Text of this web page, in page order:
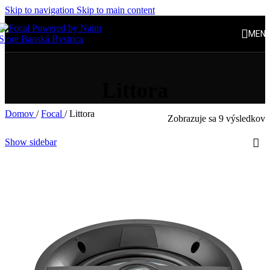
Skip to navigation Skip to main content
Domov / Focal / Littora Zobrazuje sa 9 výsledkov
Show sidebar